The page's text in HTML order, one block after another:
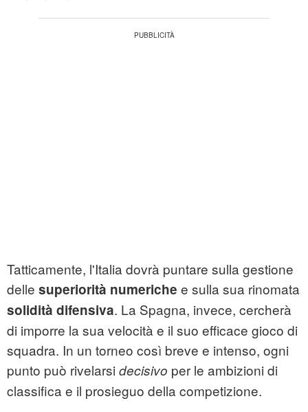
Tatticamente, l'Italia dovrà puntare sulla gestione
delle superiorità numeriche e sulla sua rinomata
solidità difensiva. La Spagna, invece, cercherà
di imporre la sua velocità e il suo efficace gioco di
squadra. In un torneo così breve e intenso, ogni
punto può rivelarsi decisivo per le ambizioni di
classifica e il prosieguo della competizione.